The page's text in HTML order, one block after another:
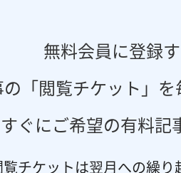
無料会員に登録
「閲覧チケット」
ぐにご希望の有料記
チケットは翌月への繰り